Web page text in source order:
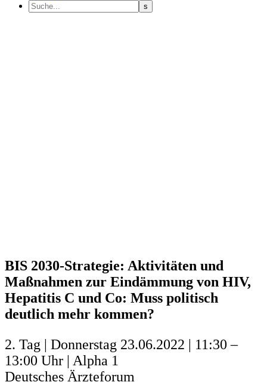
BIS 2030-Strategie: Aktivitäten und
Maßnahmen zur Eindämmung von HIV,
Hepatitis C und Co: Muss politisch
deutlich mehr kommen?
2. Tag | Donnerstag 23.06.2022 | 11:30 –
13:00 Uhr | Alpha 1
Deutsches Ärzteforum